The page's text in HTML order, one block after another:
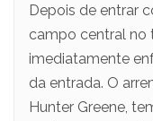
Depois de entrar
campo central no
imediatamente
da entrada. O
Hunter Greene,